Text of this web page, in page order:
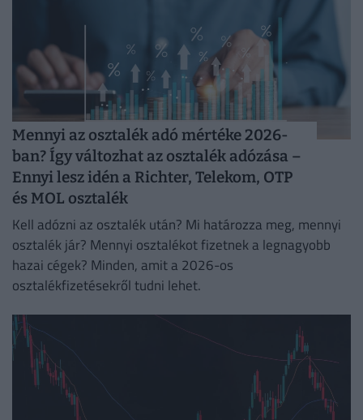
Mennyi az osztalék adó mértéke 2026-
ban? Így változhat az osztalék adózása –
Ennyi lesz idén a Richter, Telekom, OTP
és MOL osztalék
Kell adózni az osztalék után? Mi határozza meg, mennyi
osztalék jár? Mennyi osztalékot fizetnek a legnagyobb
hazai cégek? Minden, amit a 2026-os
osztalékfizetésekről tudni lehet.